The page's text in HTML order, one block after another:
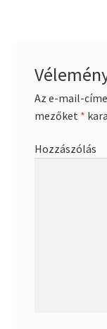
Az e-mail-
mezőket *
Hozzászólás